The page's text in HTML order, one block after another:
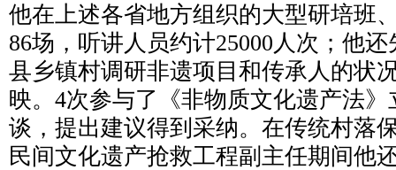
他在上述各省地方组织的大型研培班
86场，听讲人员约计25000人次；他
县乡镇村调研非遗项目和传承人的状
映。4次参与了《非物质文化遗产法
谈，提出建议得到采纳。在传统村落
民间文化遗产抢救工程副主任期间他